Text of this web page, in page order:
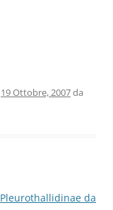
19 Ottobre, 2007da
Pleurothallidinae da